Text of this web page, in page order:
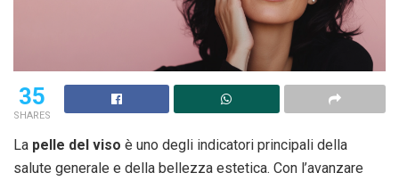
35
SHARES
La pelle del viso è uno degli indicatori principali della
salute generale e della bellezza estetica. Con l’avanzare